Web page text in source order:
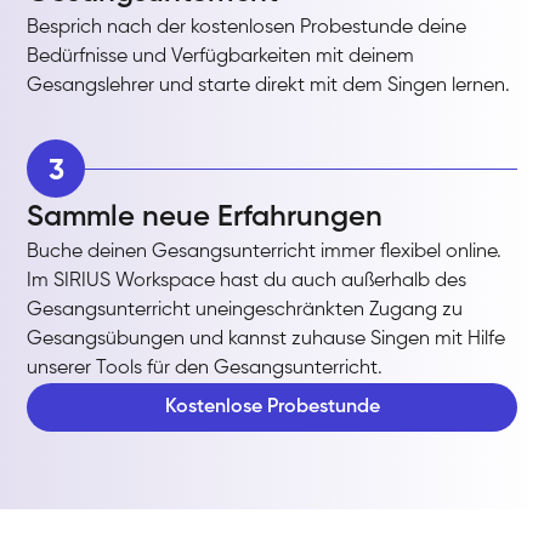
Besprich nach der kostenlosen Probestunde deine
Bedürfnisse und Verfügbarkeiten mit deinem
Gesangslehrer und starte direkt mit dem Singen lernen.
3
Sammle neue Erfahrungen
Buche deinen Gesangsunterricht immer flexibel online.
Im SIRIUS Workspace hast du auch außerhalb des
Gesangsunterricht uneingeschränkten Zugang zu
Gesangsübungen und kannst zuhause Singen mit Hilfe
unserer Tools für den Gesangsunterricht.
Kostenlose Probestunde